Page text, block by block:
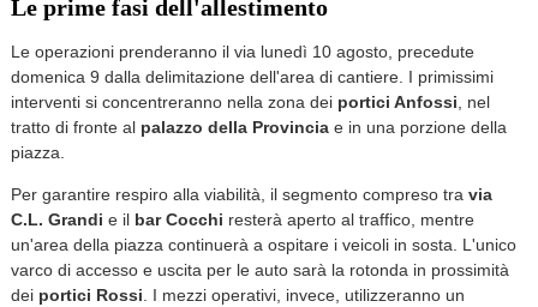
Le prime fasi dell'allestimento
Le operazioni prenderanno il via lunedì 10 agosto, precedute
domenica 9 dalla delimitazione dell'area di cantiere. I primissimi
interventi si concentreranno nella zona dei portici Anfossi , nel
tratto di fronte al palazzo della Provinciae in una porzione della
piazza.
Per garantire respiro alla viabilità, il segmento compreso tra via
C.L. Grandi e il bar Cocchi resterà aperto al traffico, mentre
un'area della piazza continuerà a ospitare i veicoli in sosta. L'unico
varco di accesso e uscita per le auto sarà la rotonda in prossimità
dei portici Rossi . I mezzi operativi, invece, utilizzeranno un